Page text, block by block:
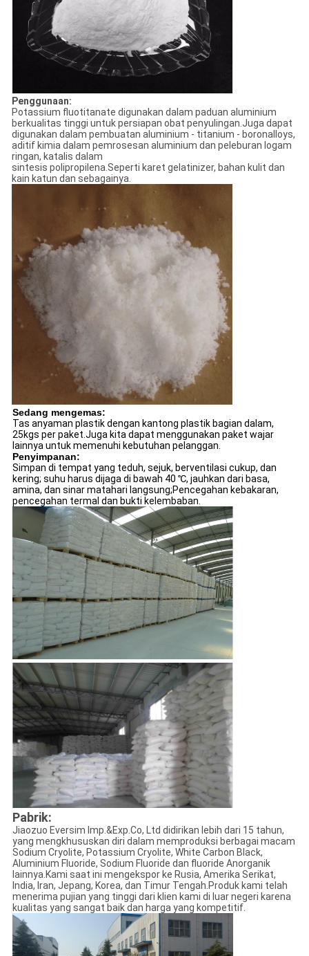
Penggunaan:
Potassium fluotitanate digunakan dalam paduan aluminium
berkualitas tinggi untuk persiapan obat penyulingan.Juga dapat
digunakan dalam pembuatan aluminium - titanium - boronalloys,
aditif kimia dalam pemrosesan aluminium dan peleburan logam
ringan, katalis dalam
sintesis polipropilena.Seperti karet gelatinizer, bahan kulit dan
kain katun dan sebagainya.
Sedang mengemas:
Tas anyaman plastik dengan kantong plastik bagian dalam,
25kgs per paket.Juga kita dapat menggunakan paket wajar
lainnya untuk memenuhi kebutuhan pelanggan.
Penyimpanan:
Simpan di tempat yang teduh, sejuk, berventilasi cukup, dan
kering; suhu harus dijaga di bawah 40 ℃, jauhkan dari basa,
amina, dan sinar matahari langsung;Pencegahan kebakaran,
pencegahan termal dan bukti kelembaban.
Pabrik:
Jiaozuo Eversim Imp.&Exp.Co, Ltd didirikan lebih dari 15 tahun,
yang mengkhususkan diri dalam memproduksi berbagai macam
Sodium Cryolite, Potassium Cryolite, White Carbon Black,
Aluminium Fluoride, Sodium Fluoride dan fluoride Anorganik
lainnya.Kami saat ini mengekspor ke Rusia, Amerika Serikat,
India, Iran, Jepang, Korea, dan Timur Tengah.Produk kami telah
menerima pujian yang tinggi dari klien kami di luar negeri karena
kualitas yang sangat baik dan harga yang kompetitif.